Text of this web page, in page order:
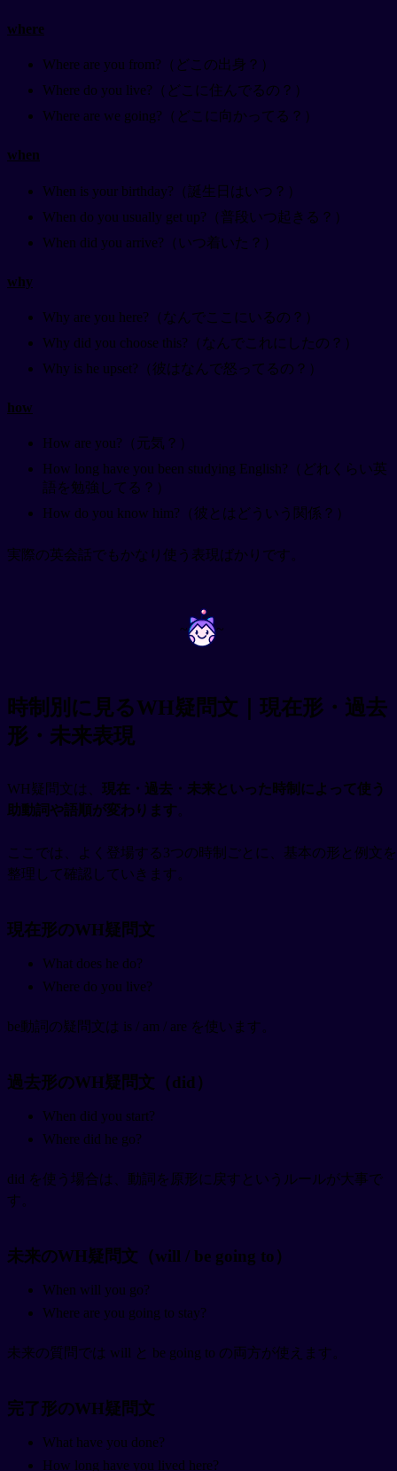
where
Where are you from?（どこの出身？）
Where do you live?（どこに住んでるの？）
Where are we going?（どこに向かってる？）
when
When is your birthday?（誕生日はいつ？）
When do you usually get up?（普段いつ起きる？）
When did you arrive?（いつ着いた？）
why
Why are you here?（なんでここにいるの？）
Why did you choose this?（なんでこれにしたの？）
Why is he upset?（彼はなんで怒ってるの？）
how
How are you?（元気？）
How long have you been studying English?（どれくらい英
語を勉強してる？）
How do you know him?（彼とはどういう関係？）
実際の英会話でもかなり使う表現ばかりです。
~ ~
時制別に見るWH疑問文｜現在形・過去
形・未来表現
WH疑問文は、 現在・過去・未来といった時制によって使う
助動詞や語順が変わります。
ここでは、よく登場する3つの時制ごとに、基本の形と例文を
整理して確認していきます。
現在形のWH疑問文
What does he do?
Where do you live?
be動詞の疑問文は is / am / are を使います。
過去形のWH疑問文（did）
When did you start?
Where did he go?
did を使う場合は、動詞を原形に戻すというルールが大事で
す。
未来のWH疑問文（will / be going to）
When will you go?
Where are you going to stay?
未来の質問では will と be going to の両方が使えます。
完了形のWH疑問文
What have you done?
How long have you lived here?